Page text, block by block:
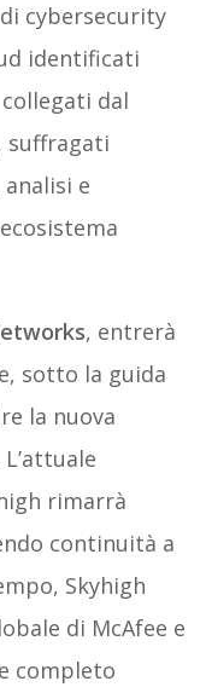
cybersecurity
identificati
dal
suffragati
e
, entrerà
sotto la guida
la nuova
rimarrà
continuità a
Skyhigh
di McAfee e
completo